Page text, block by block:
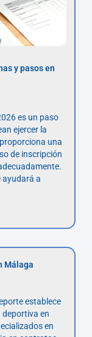
y pasos en
es un paso
ejercer la
una
de inscripción
ayudará a
Málaga
establece
deportiva en
en